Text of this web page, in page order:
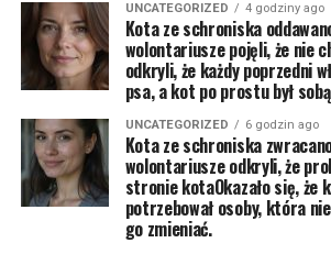
UNCATEGORIZED 4 godziny ago
Kota ze schroniska
wolontariusze pojęli, że nie
odkryli, że każdy poprzedni
psa, a kot po prostu był
UNCATEGORIZED 6 godzin ago
Kota ze schroniska
wolontariusze odkryli, że
stronie kotaOkazało się, że
potrzebował osoby, która
go zmieniać.